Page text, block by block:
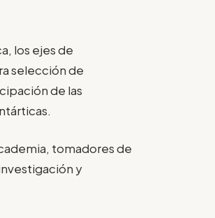
los ejes de
selección de
de las
tomadores de
y